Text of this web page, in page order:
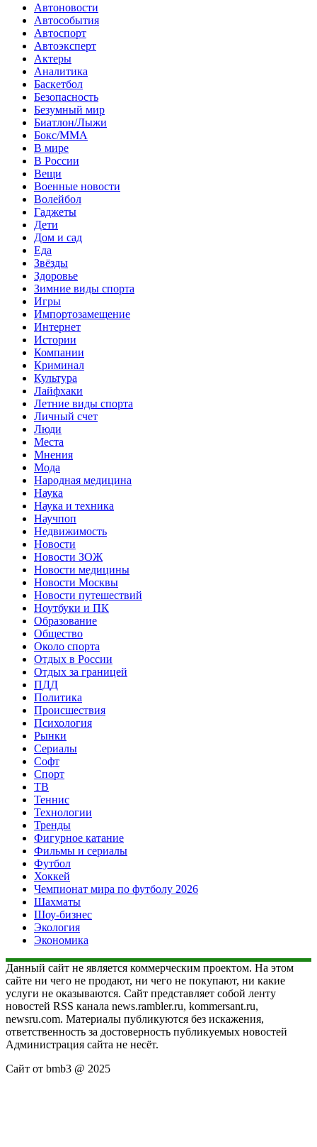
Автоновости
Автособытия
Автоспорт
Автоэксперт
Актеры
Аналитика
Баскетбол
Безопасность
Безумный мир
Биатлон/Лыжи
Бокс/MMA
В мире
В России
Вещи
Военные новости
Волейбол
Гаджеты
Дети
Дом и сад
Еда
Звёзды
Здоровье
Зимние виды спорта
Игры
Импортозамещение
Интернет
Истории
Компании
Криминал
Культура
Лайфхаки
Летние виды спорта
Личный счет
Люди
Места
Мнения
Мода
Народная медицина
Наука
Наука и техника
Научпоп
Недвижимость
Новости
Новости ЗОЖ
Новости медицины
Новости Москвы
Новости путешествий
Ноутбуки и ПК
Образование
Общество
Около спорта
Отдых в России
Отдых за границей
ПДД
Политика
Происшествия
Психология
Рынки
Сериалы
Софт
Спорт
ТВ
Теннис
Технологии
Тренды
Фигурное катание
Фильмы и сериалы
Футбол
Хоккей
Чемпионат мира по футболу 2026
Шахматы
Шоу-бизнес
Экология
Экономика
Данный сайт не является коммерческим проектом. На этом
сайте ни чего не продают, ни чего не покупают, ни какие
услуги не оказываются. Сайт представляет собой ленту
новостей RSS канала news.rambler.ru, kommersant.ru,
newsru.com. Материалы публикуются без искажения,
ответственность за достоверность публикуемых новостей
Администрация сайта не несёт.
Сайт от bmb3 @ 2025